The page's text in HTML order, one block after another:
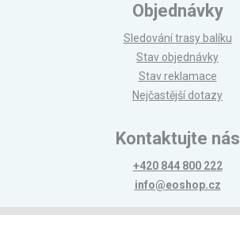
Objednávky
Sledování trasy balíku
Stav objednávky
Stav reklamace
Nejčastější dotazy
Kontaktujte nás
+420 844 800 222
info@eoshop.cz